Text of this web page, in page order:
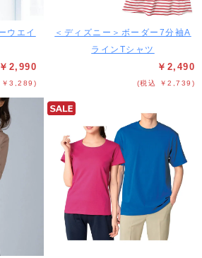
ウエイ
￥2,990
￥3,289)
＜ディズニー＞ボーダー7分袖A
ラインTシャツ
￥2,490
(税込 ￥2,739)